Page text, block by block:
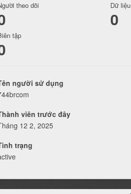
theo dõi Dữ liệu
0
tập
người sử dụng
viên trước đây
12 2, 2025
trạng